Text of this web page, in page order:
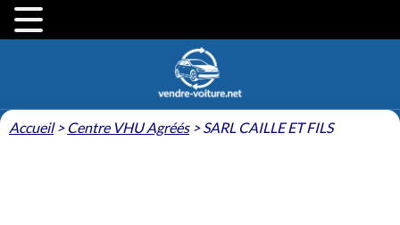
Accueil> Centre VHU Agréés>SARL CAILLE ET FILS